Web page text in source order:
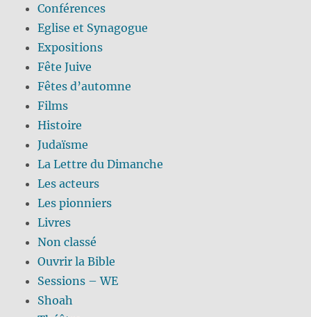
Conférences
Eglise et Synagogue
Expositions
Fête Juive
Fêtes d’automne
Films
Histoire
Judaïsme
La Lettre du Dimanche
Les acteurs
Les pionniers
Livres
Non classé
Ouvrir la Bible
Sessions – WE
Shoah